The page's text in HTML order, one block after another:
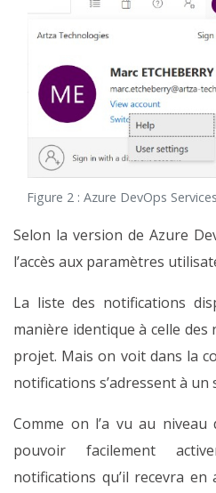
Figure 2 : Azure DevOps Services
Selon la version de Azure
l’accès aux paramètres
La liste des notifications
manière identique à celle
projet. Mais on voit dans la
notifications s’adressent à
Comme on l’a vu au
pouvoir facilement
notifications qu’il recevra